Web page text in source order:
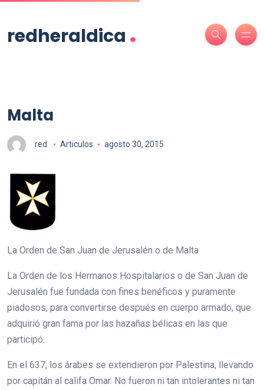
redheraldica .
Malta
red Articulos agosto 30, 2015
La Orden de San Juan de Jerusalén o de Malta
La Orden de los Hermanos Hospitalarios o de San Juan de
Jerusalén fue fundada con fines benéficos y puramente
piadosos, para convertirse después en cuerpo armado, que
adquirió gran fama por las hazañas bélicas en las que
participó.
En el 637, los árabes se extendieron por Palestina, llevando
por capitán al califa Omar. No fueron ni tan intolerantes ni tan